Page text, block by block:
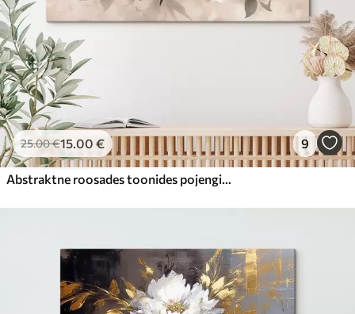
25.00€15.00 € 9
Abstraktne roosades toonides pojengide kimp